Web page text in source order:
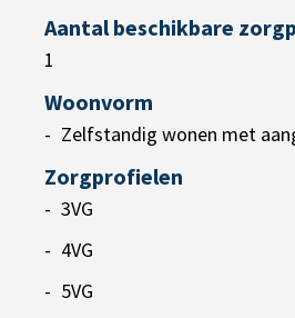
Aantal beschikbare
1
Woonvorm
Zelfstandig wonen met
Zorgprofielen
3VG
4VG
5VG